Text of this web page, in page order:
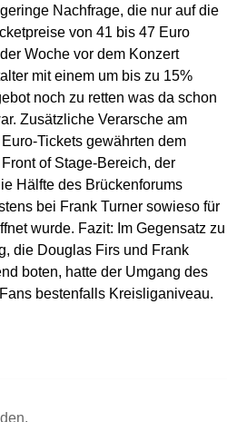
Nachfrage, die nur auf die
von 41 bis 47 Euro
Woche vor dem Konzert
mit einem um bis zu 15%
noch zu retten was da schon
Zusätzliche Verarsche am
Tickets gewährten dem
of Stage-Bereich, der
Hälfte des Brückenforums
bei Frank Turner sowieso für
wurde. Fazit: Im Gegensatz zu
die Douglas Firs und Frank
boten, hatte der Umgang des
bestenfalls Kreisliganiveau.